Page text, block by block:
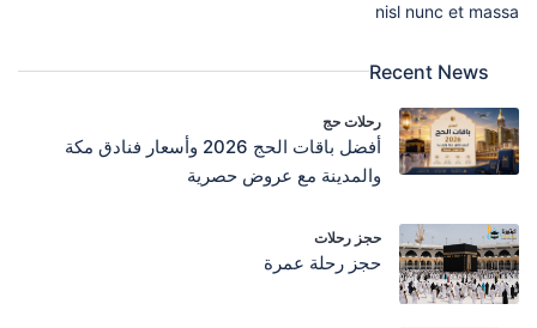
nisl nunc et massa
Recent News
رحلات حج
أفضل باقات الحج 2026 وأسعار فنادق مكة
والمدينة مع عروض حصرية
حجز رحلات
حجز رحلة عمرة